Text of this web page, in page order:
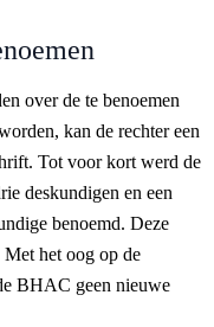
over de te benoemen
kan de rechter een
Tot voor kort werd de
deskundigen en een
benoemd. Deze
het oog op de
BHAC geen nieuwe